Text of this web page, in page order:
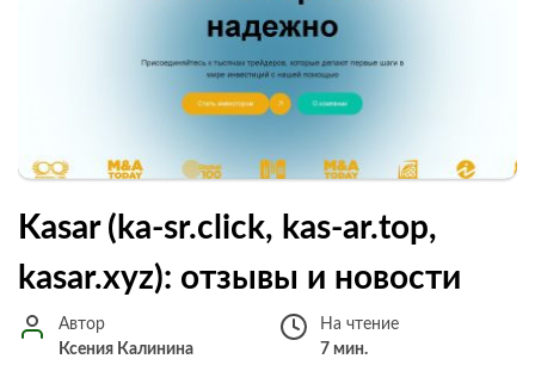
Kasar (ka-sr.click, kas-ar.top,
kasar.xyz): отзывы и новости
Автор
Ксения Калинина
На чтение
7 мин.